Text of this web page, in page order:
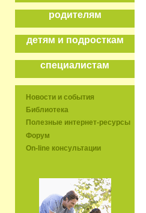
родителям
детям и подросткам
специалистам
Новости и события
Библиотека
Полезные интернет-ресурсы
Форум
On-line консультации